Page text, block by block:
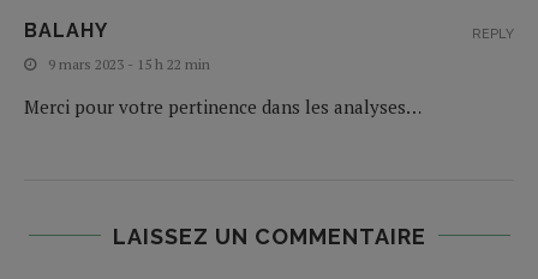
BALAHY
9 mars 2023 - 15 h 22 min
Merci pour votre pertinence dans les analyses…
REPLY
LAISSEZ UN COMMENTAIRE